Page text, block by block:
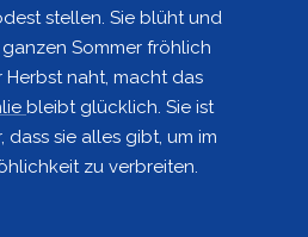
stellen. Sie blüht und
Sommer fröhlich
Herbst naht, macht das
bleibt glücklich. Sie ist
sie alles gibt, um im
zu verbreiten.